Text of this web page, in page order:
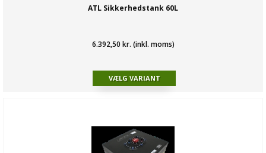
ATL Sikkerhedstank 60L
6.392,50 kr. (inkl. moms)